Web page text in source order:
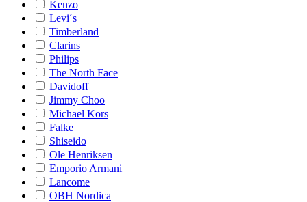
Kenzo
Levi´s
Timberland
Clarins
Philips
The North Face
Davidoff
Jimmy Choo
Michael Kors
Falke
Shiseido
Ole Henriksen
Emporio Armani
Lancome
OBH Nordica